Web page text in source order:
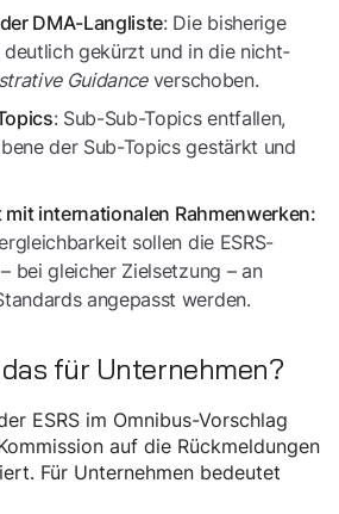
DMA-Langliste: Die bisherige
deutlich gekürzt und in die nicht-
Guidanceverschoben.
: Sub-Sub-Topics entfallen,
der Sub-Topics gestärkt und
internationalen Rahmenwerken:
sollen die ESRS-
bei gleicher Zielsetzung – an
angepasst werden.
für Unternehmen?
ESRS im Omnibus-Vorschlag
auf die Rückmeldungen
Für Unternehmen bedeutet